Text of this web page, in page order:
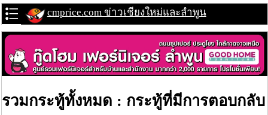
cmprice.com ข่าวเชียงใหม่และลำพูน
รวมกระทู้ทั้งหมด : กระทู้ที่มีการตอบกลับ